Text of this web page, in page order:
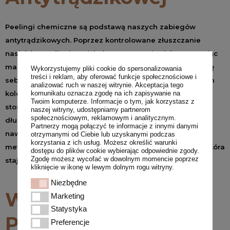
Wykorzystujemy pliki cookie do spersonalizowania
treści i reklam, aby oferować funkcje społecznościowe i
analizować ruch w naszej witrynie. Akceptacja tego
komunikatu oznacza zgodę na ich zapisywanie na
Twoim komputerze. Informacje o tym, jak korzystasz z
naszej witryny, udostępniamy partnerom
społecznościowym, reklamowym i analitycznym.
Partnerzy mogą połączyć te informacje z innymi danymi
otrzymanymi od Ciebie lub uzyskanymi podczas
korzystania z ich usług. Możesz określić warunki
dostępu do plików cookie wybierając odpowiednie zgody.
Zgodę możesz wycofać w dowolnym momencie poprzez
kliknięcie w ikonę w lewym dolnym rogu witryny.
NiezbędneNiezbędne
MarketingMarketing
StatystykaStatystyka
PreferencjePreferencje
Peelingi chemiczne są podstawą naszych zabiegów
antytrądzikowych. Poprzez kontrolowane złuszczanie
naskórka peelingi te głęboko oczyszczają skórę, usuwając
martwe komórki, zmniejszając pory i regulując produkcję
sebum. Efektem jest czysta, gładka skóra o wyrównanym
kolorycie, która jest mniej podatna na trądzik. Regularne
stosowaniepeelingów chemicznychwspomaga
długotrwałe utrzymanie zdrowej skóry i zapobiega
nawrotom problemów trądzikowych. To niezastąpiona
metoda, która zapewnia widoczne efekty i sprawia, że skóra
staje się bardziej odporna na przyszłe zmiany.
Wielowymiarowa
Pielęgnacja – Geneo,